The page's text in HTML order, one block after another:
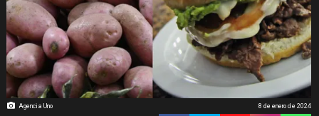
Agencia Uno 8 de enero de 2024